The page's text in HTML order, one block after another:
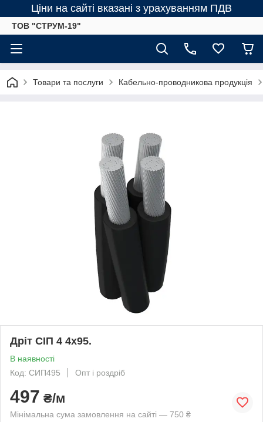
Ціни на сайті вказані з урахуванням ПДВ
ТОВ "СТРУМ-19"
Товари та послуги Кабельно-проводникова продукція
Дріт СІП 4 4х95.
В наявності
Код: СИП495
Опт і роздріб
497 ₴/м
Мінімальна сума замовлення на сайті — 750 ₴